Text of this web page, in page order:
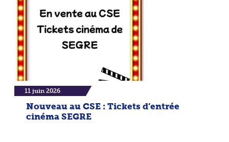
11 juin 2026
Nouveau au CSE : Tickets d’entrée
cinéma SEGRE